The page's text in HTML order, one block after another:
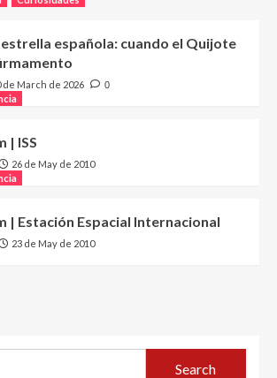
española: cuando el Quijote
de March de 2026 0
| ISS
26 de May de 2010
| Estación Espacial Internacional
23 de May de 2010
Search